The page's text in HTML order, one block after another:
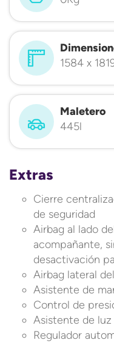
1584 x
Maletero
445l
Extras
Cierre
de seguridad
Airbag al lado
acompañante,
desactivación
Airbag lateral
Asistente de
Control de
Asistente de
Regulador